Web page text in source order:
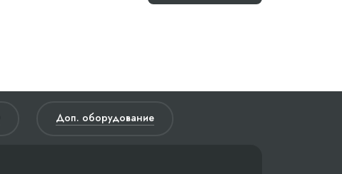
Доп. оборудование